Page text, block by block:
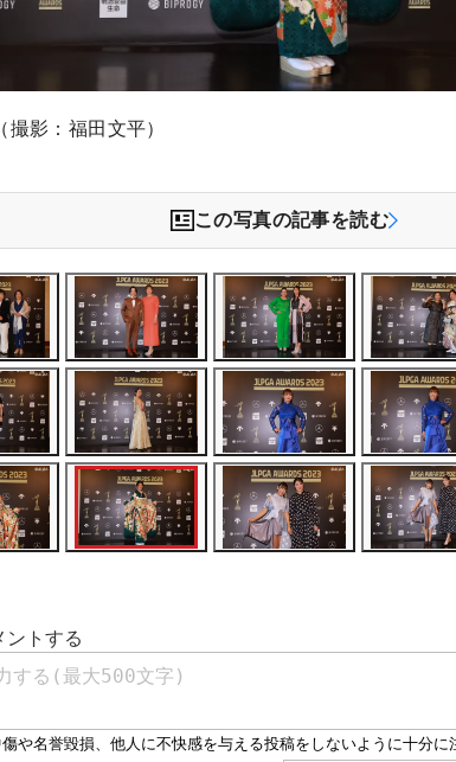
（撮影：福田文平）
この写真の記事を読む